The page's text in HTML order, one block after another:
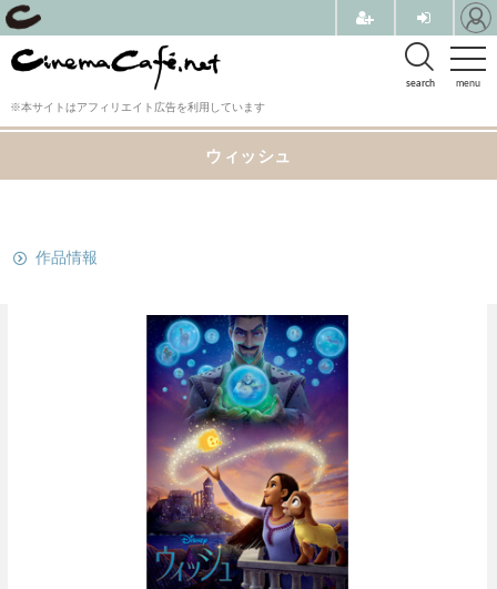
menu
search
※本サイトはアフィリエイト広告を利用しています
ウィッシュ
作品情報